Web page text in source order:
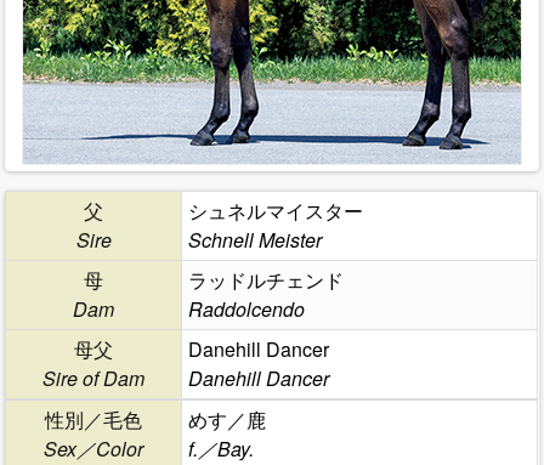
父
Sire
シュネルマイスター
Schnell Meister
母
Dam
ラッドルチェンド
Raddolcendo
母父
Sire of Dam
Danehill Dancer
Danehill Dancer
性別／毛色
Sex／Color
めす／鹿
f.／Bay.